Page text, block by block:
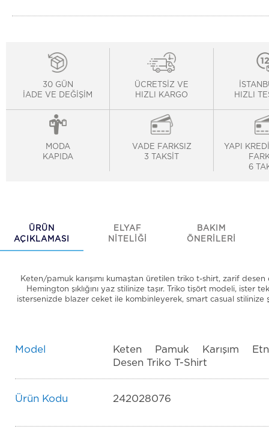
30 GÜN
İADE VE DEĞİŞİM
ÜCRETSİZ VE
HIZLI KARGO
HIZLI
MODA
KAPIDA
VADE FARKSIZ
3 TAKSİT
YAPI
6
ÜRÜN
AÇIKLAMASI
ELYAF
NİTELİĞİ
BAKIM
ÖNERİLERİ
Keten/pamuk karışımı kumaştan üretilen triko t-shirt, zarif desen
Hemington şıklığını yaz stilinize taşır. Triko tişört modeli, ister
istersenizde blazer ceket ile kombinleyerek, smart casual stilinize
Model
Keten Pamuk Karışım
Desen Triko T-Shirt
Ürün Kodu 242028076